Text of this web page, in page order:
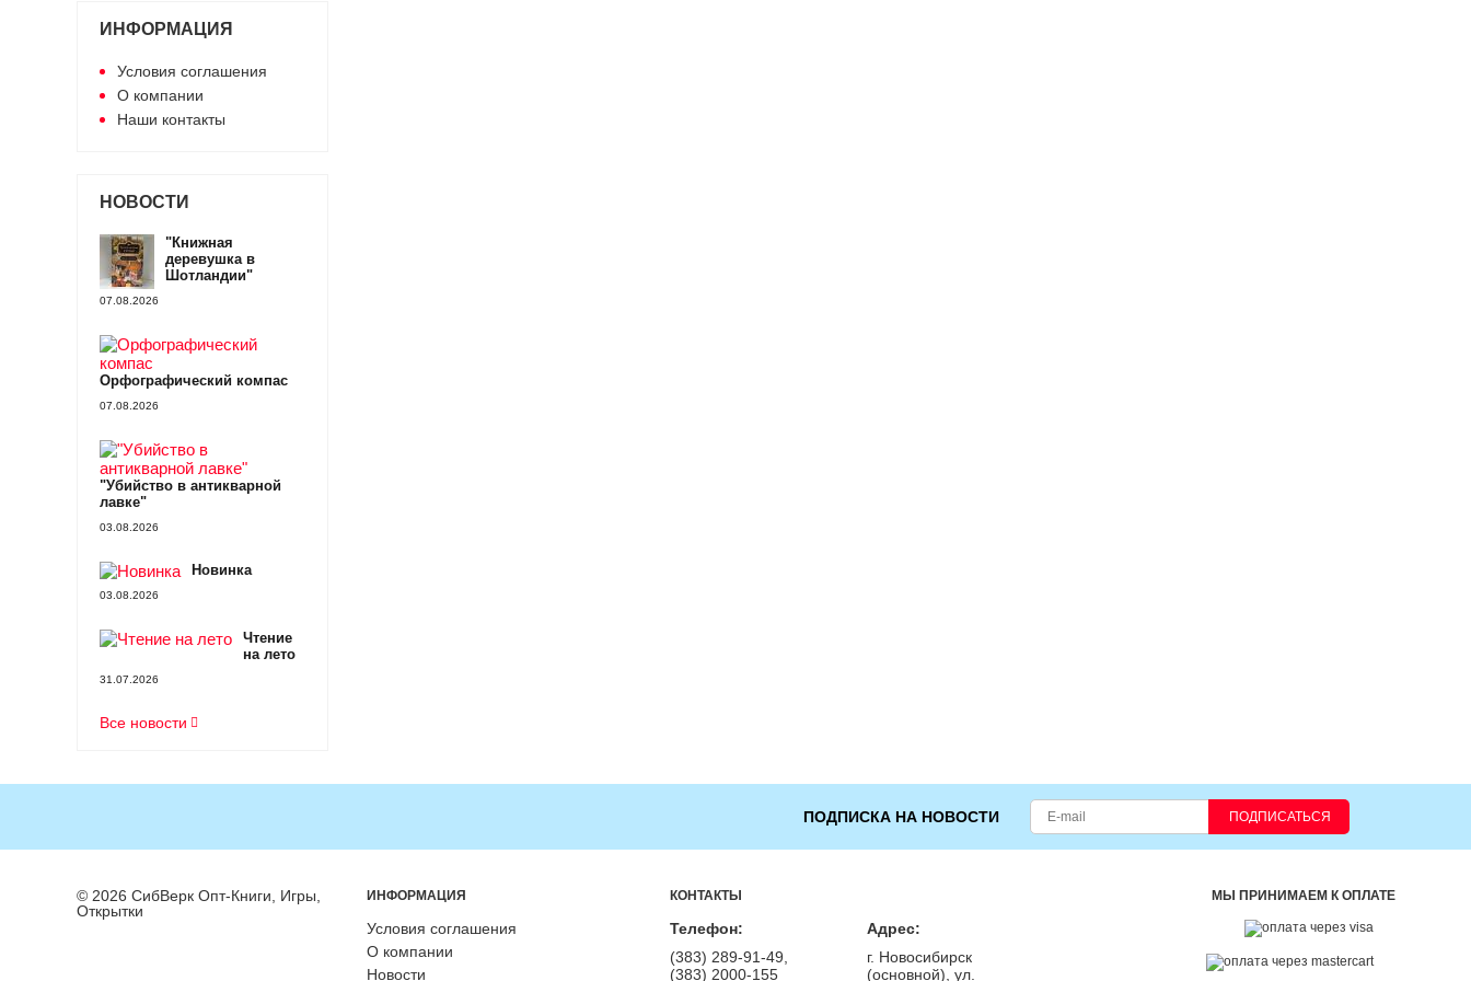
ИНФОРМАЦИЯ
Условия соглашения
О компании
Наши контакты
НОВОСТИ
"Книжная
деревушка в
Шотландии"
07.08.2026
Орфографический компас
07.08.2026
"Убийство в антикварной
лавке"
03.08.2026
Новинка
03.08.2026
Чтение
на лето
31.07.2026
Все новости
ПОДПИСКА НА НОВОСТИ ПОДПИСАТЬСЯ
© 2026 СибВерк Опт-Книги, Игры,
Открытки
ИНФОРМАЦИЯ
Условия соглашения
О компании
Новости
МЫ ПРИНИМАЕМ К ОПЛАТЕ
КОНТАКТЫ
Телефон:
(383) 289-91-49,
(383) 2000-155
Адрес:
г. Новосибирск
(основной), ул.